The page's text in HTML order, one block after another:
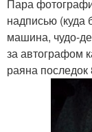
Пара
надписью (куда
машина, чудо-
за автографом
раяна последок